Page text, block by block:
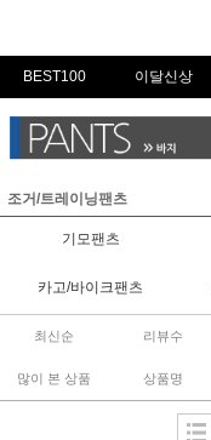
BEST100 이달신상
조거/트레이닝팬츠
기모팬츠
카고/바이크팬츠
최신순 리뷰수
많이 본 상품 상품명